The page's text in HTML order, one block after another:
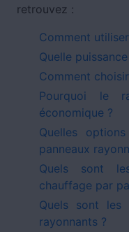
retrouvez :
Comment
Quelle
Comment
Pourquoi le
économique ?
Quelles
panneaux
Quels sont
chauffage par
Quels sont les
rayonnants ?